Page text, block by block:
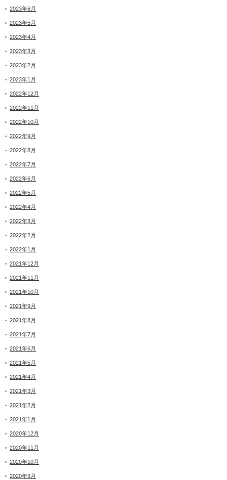
2023年6月
2023年5月
2023年4月
2023年3月
2023年2月
2023年1月
2022年12月
2022年11月
2022年10月
2022年9月
2022年8月
2022年7月
2022年6月
2022年5月
2022年4月
2022年3月
2022年2月
2022年1月
2021年12月
2021年11月
2021年10月
2021年9月
2021年8月
2021年7月
2021年6月
2021年5月
2021年4月
2021年3月
2021年2月
2021年1月
2020年12月
2020年11月
2020年10月
2020年9月